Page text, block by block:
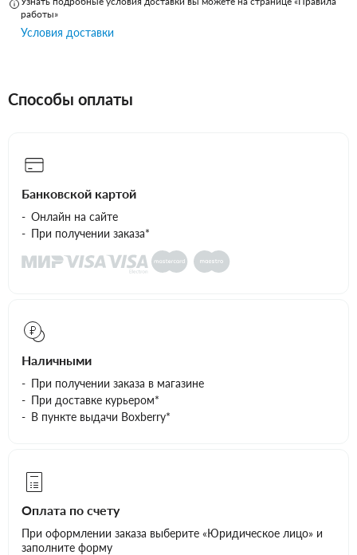
работы»
Условия доставки
Способы оплаты
Банковской картой
Онлайн на сайте
При получении заказа*
Наличными
При получении заказа в магазине
При доставке курьером*
В пункте выдачи Boxberry*
Оплата по счету
При оформлении заказа выберите «Юридическое лицо» и
заполните форму